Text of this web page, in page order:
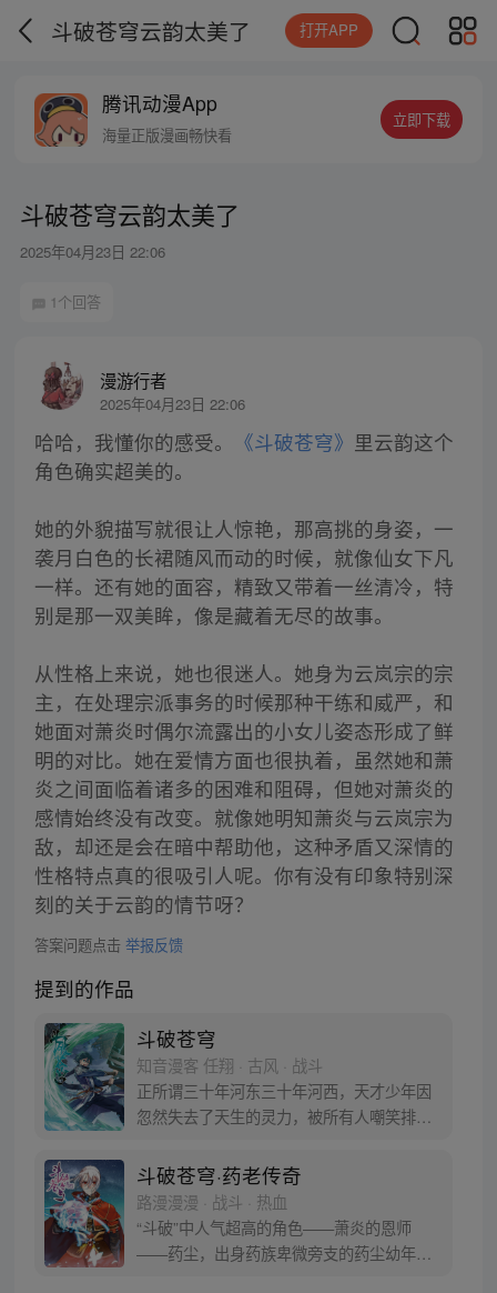
斗破苍穹云韵太美了 打开APP
腾讯动漫App
海量正版漫画畅快看
立即下载
斗破苍穹云韵太美了
2025年04月23日 22:06
1个回答
漫游行者
2025年04月23日 22:06
哈哈，我懂你的感受。 《斗破苍穹》 里云韵这个
角色确实超美的。
她的外貌描写就很让人惊艳，那高挑的身姿，一
袭月白色的长裙随风而动的时候，就像仙女下凡
一样。还有她的面容，精致又带着一丝清冷，特
别是那一双美眸，像是藏着无尽的故事。
从性格上来说，她也很迷人。她身为云岚宗的宗
主，在处理宗派事务的时候那种干练和威严，和
她面对萧炎时偶尔流露出的小女儿姿态形成了鲜
明的对比。她在爱情方面也很执着，虽然她和萧
炎之间面临着诸多的困难和阻碍，但她对萧炎的
感情始终没有改变。就像她明知萧炎与云岚宗为
敌，却还是会在暗中帮助他，这种矛盾又深情的
性格特点真的很吸引人呢。你有没有印象特别深
刻的关于云韵的情节呀？
答案问题点击 举报反馈
提到的作品
斗破苍穹
知音漫客 任翔 · 古风 · 战斗
正所谓三十年河东三十年河西，天才少年因
忽然失去了天生的灵力，被所有人嘲笑排
修、打怪、升级！重登人生巅峰的他让人们
知道莫欺少年穷真的很重要！
斗破苍穹·药老传奇
路漫漫漫 · 战斗 · 热血
“斗破”中人气超高的角色——萧炎的恩师
——药尘，出身药族卑微旁支的药尘幼年丧